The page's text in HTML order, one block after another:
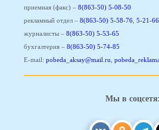
приемная (факс) – 8(863-50) 5-08-50
рекламный отдел – 8(863-50) 5-58-76 5-21-66
журналисты – 8(863-50) 5-53-65
бухгалтерия – 8(863-50) 5-74-85
E-mail: pobeda_aksay@mail.ru
Мы в